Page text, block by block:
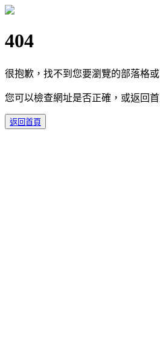
404
很抱歉，找不到您要瀏覽的部落格
您可以檢查網址是否正確，或返回
返回首頁